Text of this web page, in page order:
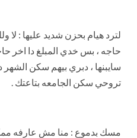
لترد هيام بحزن شديد عليها :
حاجه ، بس خدي المبلغ دا اخر
سايبنها ، دبري بيهم سكن الشهر
تروحي سكن الجامعه بتاعتك .
مسك بدموع : منا مش عارفه